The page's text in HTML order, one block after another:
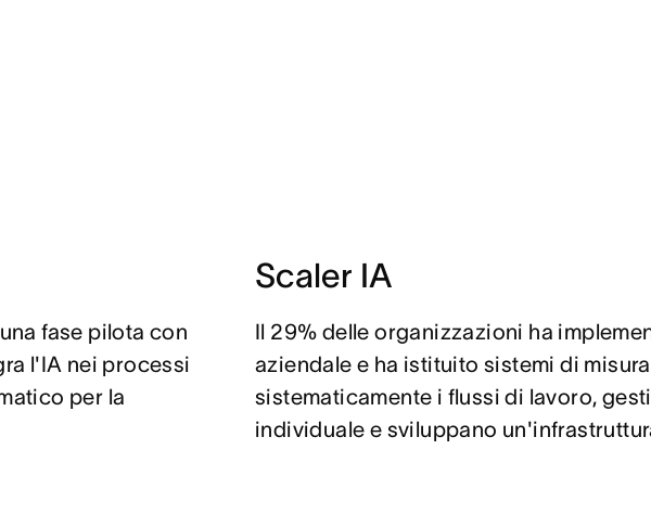
fase pilota con
l'IA nei processi
per la
Scaler IA
Il 29% delle organizzazioni ha
aziendale e ha istituito sistemi di
sistematicamente i flussi di lavoro,
individuale e sviluppano